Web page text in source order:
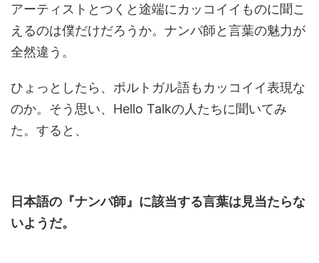
アーティストとつくと途端にカッコイイものに聞こ
えるのは僕だけだろうか。ナンパ師と言葉の魅力が
全然違う。
ひょっとしたら、ポルトガル語もカッコイイ表現な
のか。そう思い、Hello Talkの人たちに聞いてみ
た。すると、
日本語の『ナンパ師』に該当する言葉は見当たらな
いようだ。